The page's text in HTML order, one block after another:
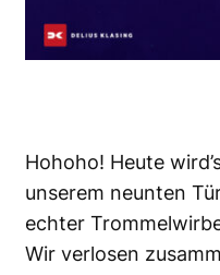
Hohoho! Heute
unserem neunten
echter
Wir verlosen